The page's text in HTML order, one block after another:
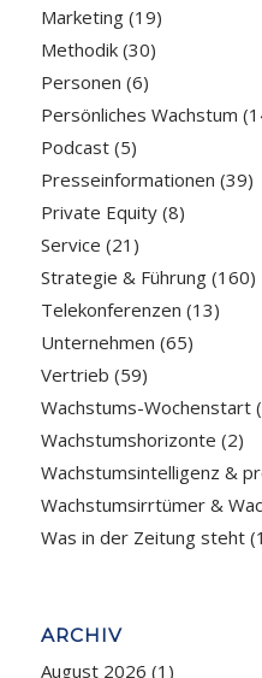
Marketing(19)
Methodik(30)
Personen (6)
Persönliches Wachstum
Podcast(5)
Presseinformationen (39)
Private Equity(8)
Service (21)
Strategie & Führung(160)
Telekonferenzen (13)
Unternehmen (65)
Vertrieb (59)
Wachstums-Wochenstart
Wachstumshorizonte (2)
Wachstumsintelligenz &
Wachstumsirrtümer &
Was in der Zeitung steht
ARCHIV
August 2026 (1)